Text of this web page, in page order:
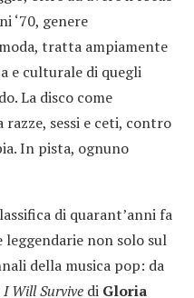
‘70, genere
tratta ampiamente
e culturale di quegli
La disco come
sessi e ceti, contro
In pista, ognuno
di quarant’anni fa
non solo sul
della musica pop: da
I Will Survive di Gloria